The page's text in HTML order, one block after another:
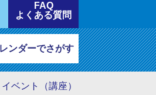
FAQ
よくある質問
ンダーでさがす
イベント（講座）